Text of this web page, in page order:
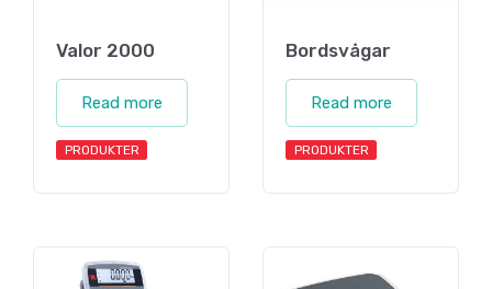
Valor 2000
Read more
PRODUKTER
Bordsvågar
Read more
PRODUKTER